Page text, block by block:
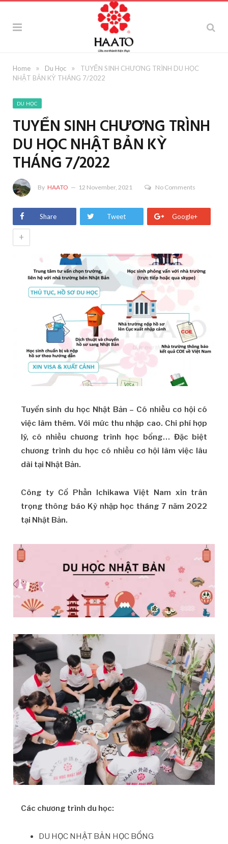
Home » Du Học »
TUYỂN SINH CHƯƠNG TRÌNH DU HỌC
NHẬT BẢN KỲ THÁNG 7/2022
DU HỌC
TUYỂN SINH CHƯƠNG TRÌNH
DU HỌC NHẬT BẢN KỲ
THÁNG 7/2022
By HAATO 12 November, 2021 No Comments
Share Tweet Google+
+
Tuyển sinh du học Nhật Bản – Có nhiều cơ hội có
việc làm thêm. Với mức thu nhập cao. Chi phí hợp
lý, có nhiều chương trình học bổng… Đặc biệt
chương trình du học có nhiều cơ hội làm việc lâu
dài tại Nhật Bản.
Công ty Cổ Phần Ichikawa Việt Nam xin trân
trọng thông báo Kỳ nhập học tháng 7 năm 2022
tại Nhật Bản.
Các chương trình du học:
DU HỌC NHẬT BẢN HỌC BỔNG